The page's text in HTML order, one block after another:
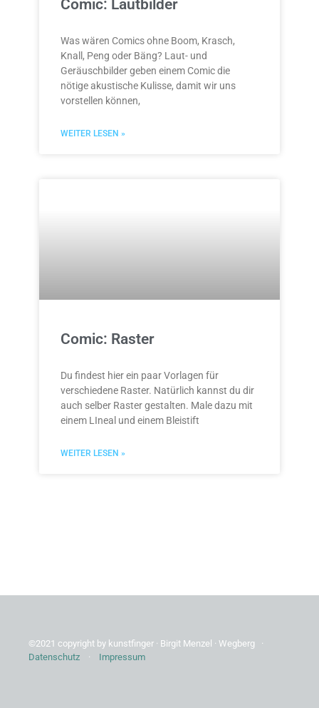
Comic: Lautbilder
Was wären Comics ohne Boom, Krasch,
Knall, Peng oder Bäng? Laut- und
Geräuschbilder geben einem Comic die
nötige akustische Kulisse, damit wir uns
vorstellen können,
WEITER LESEN »
Comic: Raster
Du findest hier ein paar Vorlagen für
verschiedene Raster. Natürlich kannst du dir
auch selber Raster gestalten. Male dazu mit
einem LIneal und einem Bleistift
WEITER LESEN »
©2021 copyright by kunstfinger · Birgit Menzel · Wegberg ·
Datenschutz · Impressum